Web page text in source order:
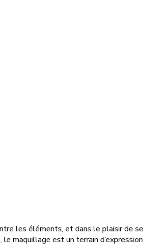
les éléments, et dans le plaisir de se
maquillage est un terrain d’expression